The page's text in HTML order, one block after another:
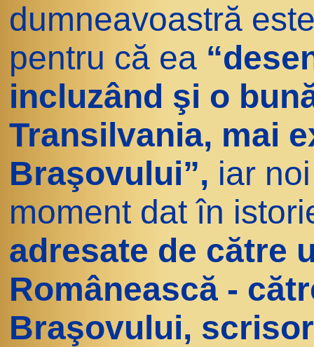
dumneavoastră
pentru că ea
incluzând şi o
Transilvania, mai
Braşovului”, iar
moment dat în
adresate de către
Românească -
Braşovului,